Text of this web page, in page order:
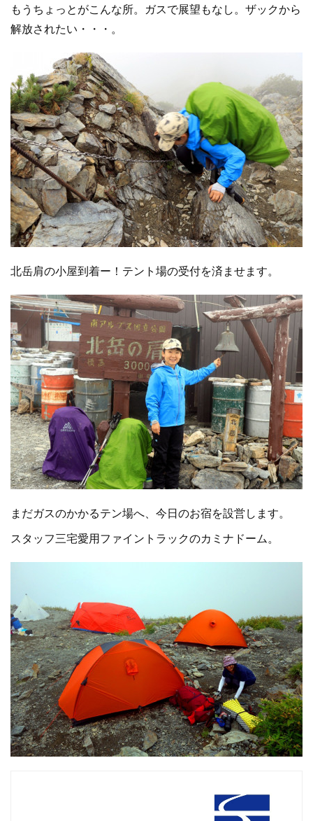
もうちょっとがこんな所。ガスで展望もなし。ザックから
解放されたい・・・。
北岳肩の小屋到着ー！テント場の受付を済ませます。
まだガスのかかるテン場へ、今日のお宿を設営します。
スタッフ三宅愛用ファイントラックのカミナドーム。